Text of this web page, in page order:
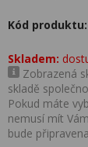
Kód produktu:
Skladem:
Zobrazená
skladě
Pokud máte
nemusí mít
bude